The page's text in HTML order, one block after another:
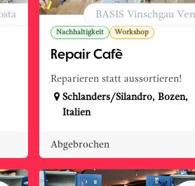
Nachhaltigkeit Workshop
Repair Cafè
Reparieren statt aussortieren!
BASIS Vinschgau
Schlanders/Silandro,Bozen,
Italien
Abgebrochen